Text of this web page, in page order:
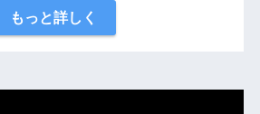
もっと詳しく